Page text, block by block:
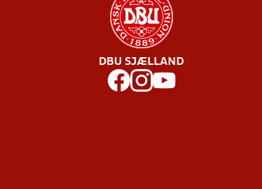
DBU SJÆLLAND